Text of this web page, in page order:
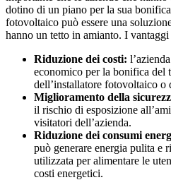
dotino di un piano per la sua
fotovoltaico può essere una
hanno un tetto in amianto. I
Riduzione dei costi:
economico per la bonifica del
dell’installatore fotovoltaico o
Miglioramento della
il rischio di esposizione
visitatori dell’azienda.
Riduzione dei consumi
può generare energia pulita e
utilizzata per alimentare le
costi energetici.